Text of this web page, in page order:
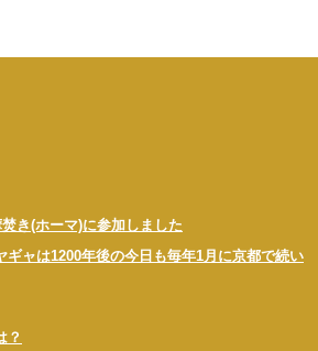
き(ホーマ)に参加しました
ギャは1200年後の今日も毎年1月に京都で続い
？